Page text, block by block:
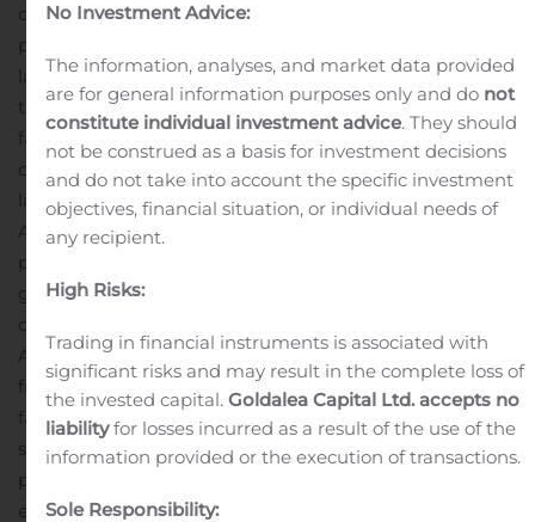
crème ayant une durée de conservation prolongée, des
produits de culture bactérienne et des ingrédients
laitiers. Saputo est parmi les dix plus grands
transformateurs laitiers au monde, un principal
fabricant de fromage et transformateur de lait nature et
de crème au Canada, le plus important transformateur
laitier en Australie et le deuxième plus important en
Argentine. Aux États-Unis, la Société est l’un des trois
plus grands fabricants de fromage et l’un des plus
grands fabricants de produits laitiers ayant une durée
de conservation prolongée et de culture bactérienne.
Au Royaume-Uni, Saputo est le plus grand fabricant de
fromages de marque et l’un des plus importants
fabricants de tartinades laitières. Les produits de Saputo
sont vendus dans plusieurs pays sous des marques
phares ainsi que sous des marques privées. Saputo inc.
est une société publique et ses actions sont cotées à la
No Investment Advice:
The information, analyses, and market data provided
are for general information purposes only and do not
constitute individual investment advice. They should
not be construed as a basis for investment decisions
and do not take into account the specific investment
objectives, financial situation, or individual needs of
any recipient.
High Risks:
Trading in financial instruments is associated with
significant risks and may result in the complete loss of
the invested capital.Goldalea Capital Ltd. accepts no
liabilityfor losses incurred as a result of the use of the
information provided or the execution of transactions.
Sole Responsibility: